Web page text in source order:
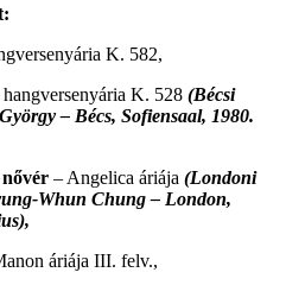
K. 582,
hangversenyária K. 528 (Bécsi
– Bécs, Sofiensaal, 1980.
– Angelica áriája (Londoni
Whun Chung – London,
áriája III. felv.,